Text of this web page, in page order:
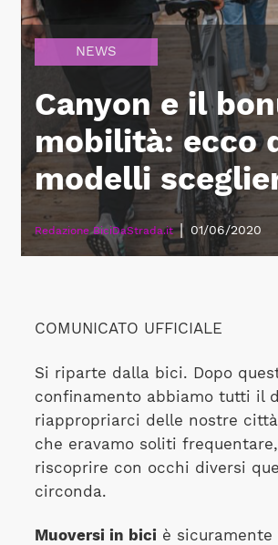
NEWS
Canyon e il
mobilità: ecco
modelli
Redazione BiciDaStrada.it | 01/06/2020
COMUNICATO UFFICIALE
Si riparte dalla bici. Dopo
confinamento abbiamo tutti il
riappropriarci delle nostre
che eravamo soliti
riscoprire con occhi diversi
circonda.
Muoversi in biciè sicuramente